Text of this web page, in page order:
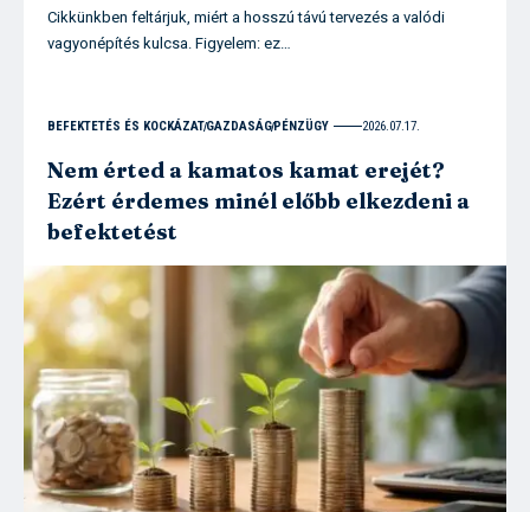
Cikkünkben feltárjuk, miért a hosszú távú tervezés a valódi
vagyonépítés kulcsa. Figyelem: ez…
BEFEKTETÉS ÉS KOCKÁZATGAZDASÁGPÉNZÜGY 2026.07.17.
Nem érted a kamatos kamat erejét?
Ezért érdemes minél előbb elkezdeni a
befektetést